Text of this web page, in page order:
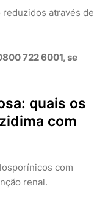
através de
722 6001, se
quais os
com
com
renal.